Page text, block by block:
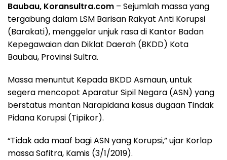
Baubau, Koransultra.com – Sejumlah massa yang
tergabung dalam LSM Barisan Rakyat Anti Korupsi
(Barakati), menggelar unjuk rasa di Kantor Badan
Kepegawaian dan Diklat Daerah (BKDD) Kota
Baubau, Provinsi Sultra.
Massa menuntut Kepada BKDD Asmaun, untuk
segera mencopot Aparatur Sipil Negara (ASN) yang
berstatus mantan Narapidana kasus dugaan Tindak
Pidana Korupsi (Tipikor).
“Tidak ada maaf bagi ASN yang Korupsi,” ujar Korlap
massa Safitra, Kamis (3/1/2019).